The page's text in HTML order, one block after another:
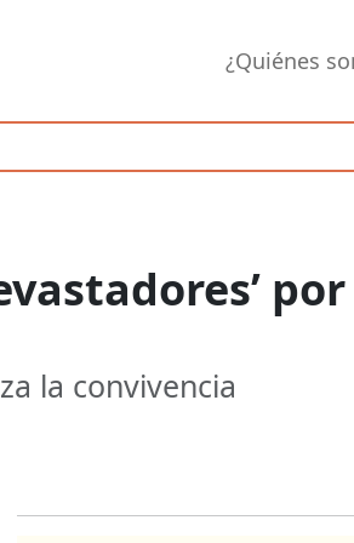
¿Quiénes
por
la convivencia